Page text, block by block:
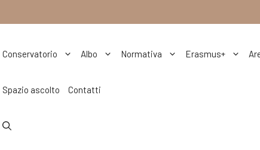
Conservatorio Albo Normativa Erasmus+
Spazio ascolto Contatti